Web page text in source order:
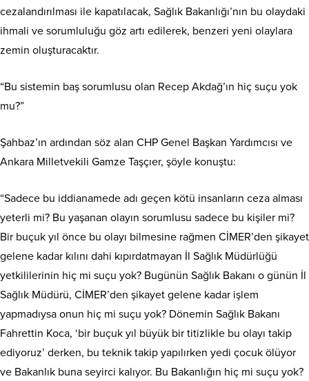
cezalandırılması ile kapatılacak, Sağlık Bakanlığı’nın bu olaydaki
ihmali ve sorumluluğu göz artı edilerek, benzeri yeni olaylara
zemin oluşturacaktır.
“Bu sistemin baş sorumlusu olan Recep Akdağ’ın hiç suçu yok
mu?”
Şahbaz’ın ardından söz alan CHP Genel Başkan Yardımcısı ve
Ankara Milletvekili Gamze Taşçıer, şöyle konuştu:
“Sadece bu iddianamede adı geçen kötü insanların ceza alması
yeterli mi? Bu yaşanan olayın sorumlusu sadece bu kişiler mi?
Bir buçuk yıl önce bu olayı bilmesine rağmen CİMER’den şikayet
gelene kadar kılını dahi kıpırdatmayan İl Sağlık Müdürlüğü
yetkililerinin hiç mi suçu yok? Bugünün Sağlık Bakanı o günün İl
Sağlık Müdürü, CİMER’den şikayet gelene kadar işlem
yapmadıysa onun hiç mi suçu yok? Dönemin Sağlık Bakanı
Fahrettin Koca, ‘bir buçuk yıl büyük bir titizlikle bu olayı takip
ediyoruz’ derken, bu teknik takip yapılırken yedi çocuk ölüyor
ve Bakanlık buna seyirci kalıyor. Bu Bakanlığın hiç mi suçu yok?